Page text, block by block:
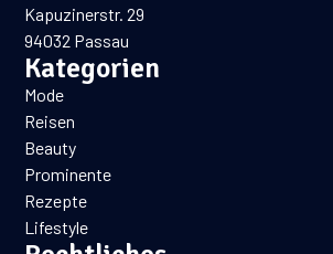
Kapuzinerstr. 29
94032 Passau
Kategorien
Mode
Reisen
Beauty
Prominente
Rezepte
Lifestyle